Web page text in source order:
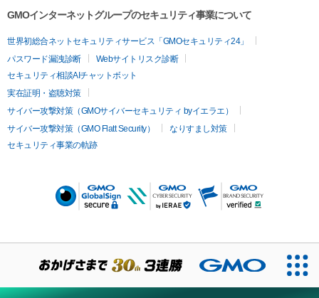
GMOインターネットグループのセキュリティ事業について
世界初総合ネットセキュリティサービス「GMOセキュリティ24」
パスワード漏洩診断
Webサイトリスク診断
セキュリティ相談AIチャットボット
実在証明・盗聴対策
サイバー攻撃対策（GMOサイバーセキュリティ byイエラエ）
サイバー攻撃対策（GMO Flatt Security）
なりすまし対策
セキュリティ事業の軌跡